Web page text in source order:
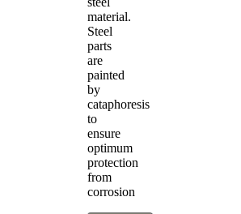
material.
Steel
parts
are
painted
by
cataphoresis
to
ensure
optimum
protection
from
corrosion